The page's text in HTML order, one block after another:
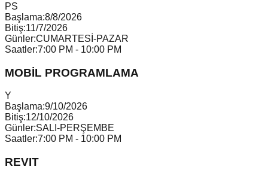
PS
Başlama:8/8/2026
Bitiş:11/7/2026
Günler:CUMARTESİ-PAZAR
Saatler:7:00 PM - 10:00 PM
MOBİL PROGRAMLAMA
Y
Başlama:9/10/2026
Bitiş:12/10/2026
Günler:SALI-PERŞEMBE
Saatler:7:00 PM - 10:00 PM
REVIT